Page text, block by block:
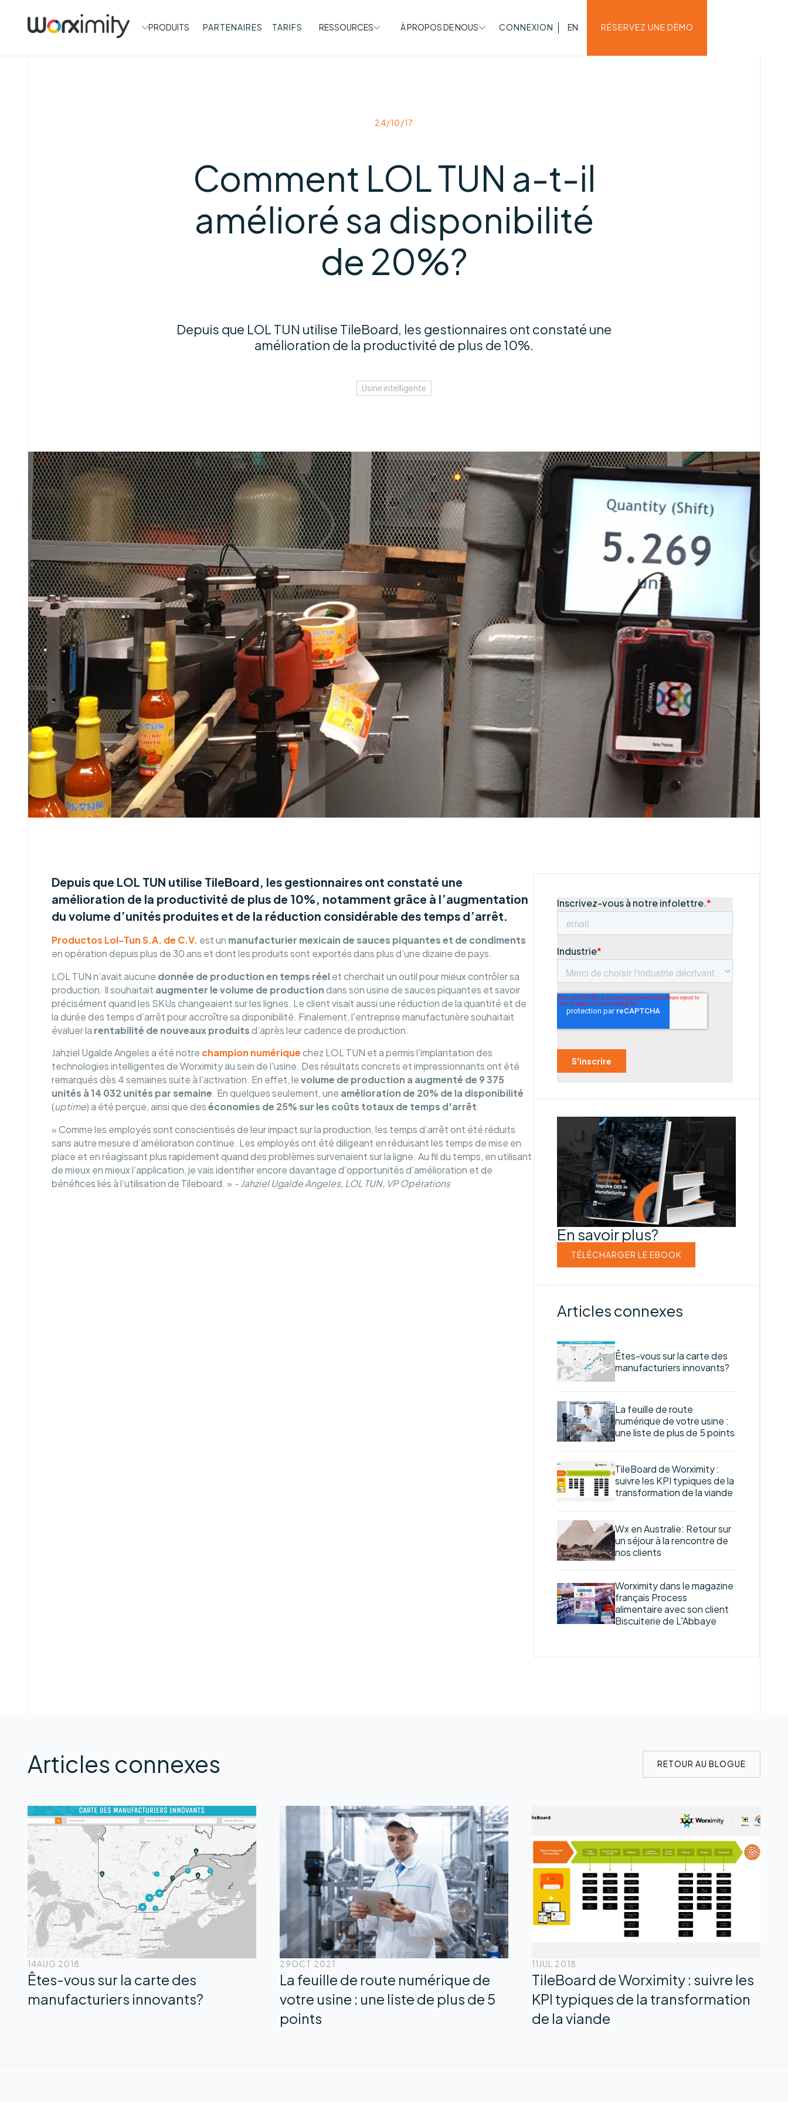
PRODUITS PARTENAIRES TARIFS RESSOURCES À PROPOS DE NOUS CONNEXION EN RÉSERVEZ UNE DÉMO
24/10/17
Comment LOL TUN a-t-il
amélioré sa disponibilité
de 20%?
Depuis que LOL TUN utilise TileBoard, les gestionnaires ont constaté une
amélioration de la productivité de plus de 10%.
Usine intelligente
Depuis que LOL TUN utilise TileBoard, les gestionnaires ont constaté une
amélioration de la productivité de plus de 10%, notamment grâce à l’augmentation
du volume d’unités produites et de la réduction considérable des temps d’arrêt.
Productos Lol-Tun S.A. de C.V. est un manufacturier mexicain de sauces piquantes et de condiments
en opération depuis plus de 30 ans et dont les produits sont exportés dans plus d’une dizaine de pays.
LOL TUN n’avait aucune donnée de production en temps réel et cherchait un outil pour mieux contrôler sa
production. Il souhaitait augmenter le volume de production dans son usine de sauces piquantes et savoir
précisément quand les SKUs changeaient sur les lignes. Le client visait aussi une réduction de la quantité et de
la durée des temps d’arrêt pour accroître sa disponibilité. Finalement, l'entreprise manufacturière souhaitait
évaluer la rentabilité de nouveaux produits d’après leur cadence de production.
Jahziel Ugalde Angeles a été notre champion numérique chez LOL TUN et a permis l'implantation des
technologies intelligentes de Worximity au sein de l'usine. Des résultats concrets et impressionnants ont été
remarqués dès 4 semaines suite à l'activation. En effet, le volume de production a augmenté de 9 375
unités à 14 032 unités par semaine. En quelques seulement, une amélioration de 20% de la disponibilité
(uptime) a été perçue, ainsi que des économies de 25% sur les coûts totaux de temps d'arrêt.
« Comme les employés sont conscientisés de leur impact sur la production, les temps d’arrêt ont été réduits
sans autre mesure d’amélioration continue. Les employés ont été diligeant en réduisant les temps de mise en
place et en réagissant plus rapidement quand des problèmes survenaient sur la ligne. Au fil du temps, en utilisant
de mieux en mieux l’application, je vais identifier encore davantage d’opportunités d’amélioration et de
bénéfices liés à l’utilisation de Tileboard. » - Jahziel Ugalde Angeles, LOL TUN, VP Opérations
En savoir plus?
TÉLÉCHARGER LE EBOOK
Articles connexes
Êtes-vous sur la carte des
manufacturiers innovants?
La feuille de route
numérique de votre usine :
une liste de plus de 5 points
TileBoard de Worximity :
suivre les KPI typiques de la
transformation de la viande
Wx en Australie: Retour sur
un séjour à la rencontre de
nos clients
Worximity dans le magazine
français Process
alimentaire avec son client
Biscuiterie de L'Abbaye
Articles connexes RETOUR AU BLOGUE
14AUG 2018
Êtes-vous sur la carte des
manufacturiers innovants?
29OCT 2021
La feuille de route numérique de
votre usine : une liste de plus de 5
points
11 JUL 2018
TileBoard de Worximity : suivre les
KPI typiques de la transformation
de la viande